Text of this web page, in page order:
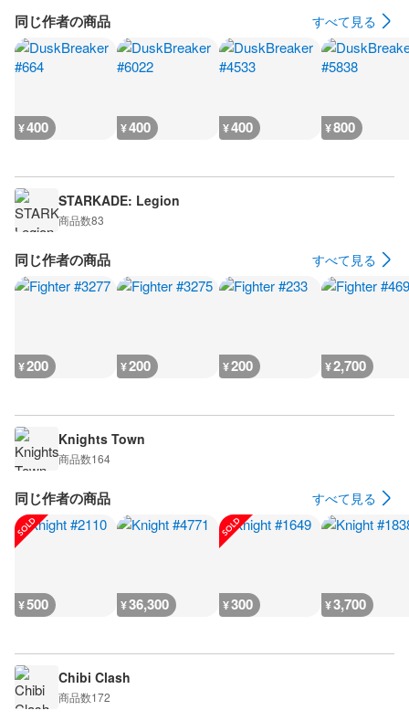
同じ作者の商品 すべて見る
¥400 ¥400 ¥400 ¥800
STARKADE: Legion
商品数83
同じ作者の商品 すべて見る
¥200 ¥200 ¥200 ¥2,700
Knights Town
商品数164
同じ作者の商品 すべて見る
¥500 ¥36,300 ¥300 ¥3,700
Chibi Clash
商品数172